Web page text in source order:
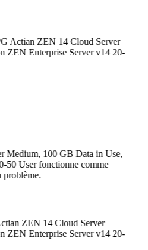
Actian ZEN 14 Cloud Server
Enterprise Server v14 20-
100 GB Data in Use,
User fonctionne comme
ZEN 14 Cloud Server
Enterprise Server v14 20-